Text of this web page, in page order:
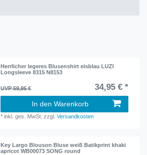
Herrlicher legeres Blusenshirt eisblau LUZI
Longsleeve 8315 N8153
UVP 59,95 € 34,95 € *
In den Warenkorb
*inkl. ges. MwSt. zzgl.Versandkosten
Key Largo Blouson Bluse weiß Batikprint khaki
apricot WB00073 SONG round